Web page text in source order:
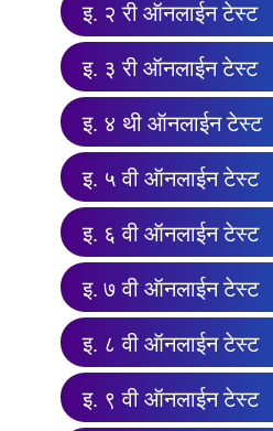
इ. २ री ऑनलाईन टेस्ट
इ. ३ री ऑनलाईन टेस्ट
इ. ४ थी ऑनलाईन टेस्ट
इ. ५ वी ऑनलाईन टेस्ट
इ. ६ वी ऑनलाईन टेस्ट
इ. ७ वी ऑनलाईन टेस्ट
इ. ८ वी ऑनलाईन टेस्ट
इ. ९ वी ऑनलाईन टेस्ट